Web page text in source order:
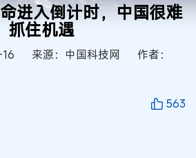
进入倒计时，中国很难
抓住机遇
来源：中国科技网 作者：
563